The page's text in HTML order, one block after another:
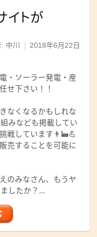
イトが
中川 | 2018年6月22日
・ソーラー発電・産
せ下さい！！
なくなるかもしれな
みなども掲載してい
戦しています👨‍🏭💪
売することを可能に
のみなさん、もうヤ
したか？...